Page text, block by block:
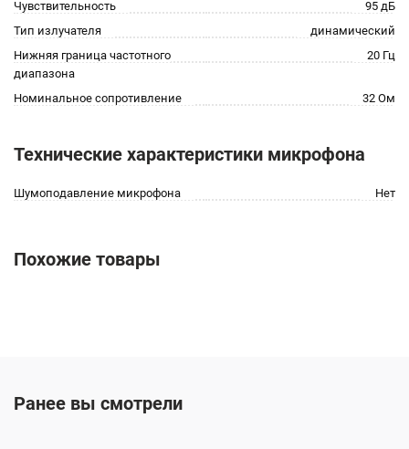
Чувствительность
95 дБ
Тип излучателя
динамический
Нижняя граница частотного
диапазона
20 Гц
Номинальное сопротивление 32 Ом
Технические характеристики микрофона
Шумоподавление микрофона Нет
Похожие товары
Ранее вы смотрели